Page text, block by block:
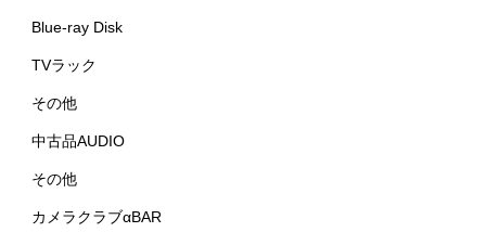
Blue-ray Disk
TVラック
その他
中古品AUDIO
その他
カメラクラブαBAR